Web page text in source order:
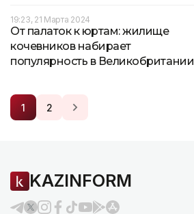
19:23, 21 Марта 2024
От палаток к юртам: жилище
кочевников набирает
популярность в Великобритании
1 2
KAZINFORM